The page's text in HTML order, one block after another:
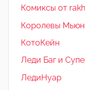
Комиксы от
Королевы
КотоКейн
Леди Баг и
ЛедиНуар